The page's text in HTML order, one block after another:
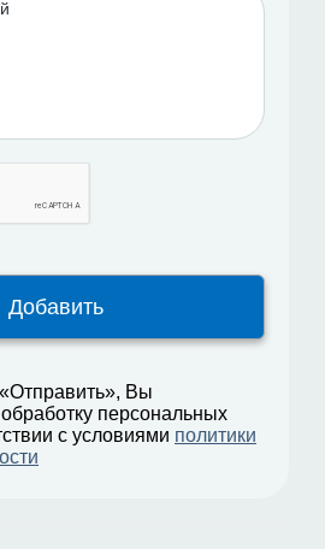
Вы
персональных
с условиями политики